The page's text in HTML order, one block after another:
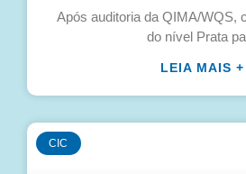
Após auditoria da QIMA/WQS,
do nível Prata
LEIA MAIS +
CIC